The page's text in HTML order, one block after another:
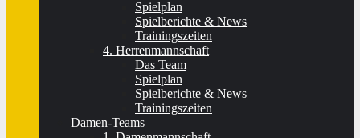
Spielplan
Spielberichte & News
Trainingszeiten
4. Herrenmannschaft
Das Team
Spielplan
Spielberichte & News
Trainingszeiten
Damen-Teams